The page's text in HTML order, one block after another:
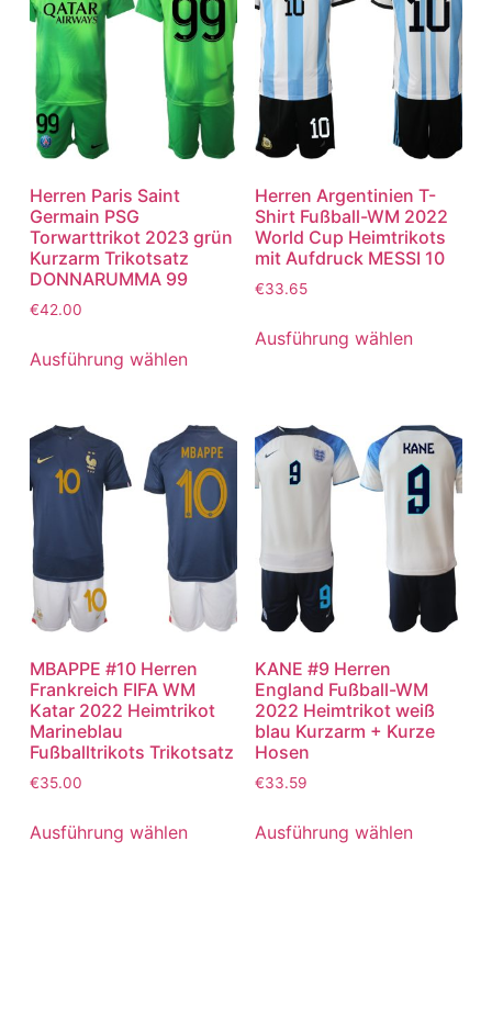
Herren Paris Saint
Germain PSG
Torwarttrikot 2023 grün
Kurzarm Trikotsatz
DONNARUMMA 99
€42.00
Ausführung wählen
Herren Argentinien T-
Shirt Fußball-WM 2022
World Cup Heimtrikots
mit Aufdruck MESSI 10
€33.65
Ausführung wählen
MBAPPE #10 Herren
Frankreich FIFA WM
Katar 2022 Heimtrikot
Marineblau
Fußballtrikots Trikotsatz
€35.00
Ausführung wählen
KANE #9 Herren
England Fußball-WM
2022 Heimtrikot weiß
blau Kurzarm + Kurze
Hosen
€33.59
Ausführung wählen